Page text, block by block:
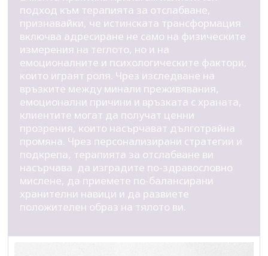
подход към терапията за отслабване,
признавайки, че истинската трансформация
включва адресиране не само на физическите
измерения на теглото, но и на
емоционалните и психологическите фактори,
които играят роля. Чрез изследване на
връзките между минали преживявания,
емоционални причини и връзката с храната,
клиентите могат да получат ценни
прозрения, които насърчават дълготрайна
промяна. Чрез персонализирани стратегии и
подкрепа, терапията за отслабване ви
насърчава да изградите по-здравословно
мислене, да приемете по-балансирани
хранителни навици и да развиете
положителен образ на тялото ви.